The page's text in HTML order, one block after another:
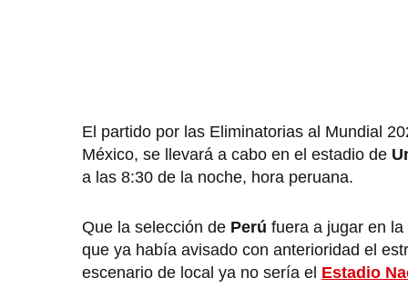
El partido por las Eliminatorias al Mundial
México, se llevará a cabo en el estadio de
a las 8:30 de la noche, hora peruana.
Que la selección de Perú fuera a jugar en
que ya había avisado con anterioridad el
escenario de local ya no sería el Estadio